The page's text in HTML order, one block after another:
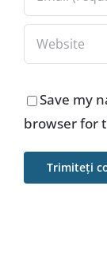
Save my
browser for